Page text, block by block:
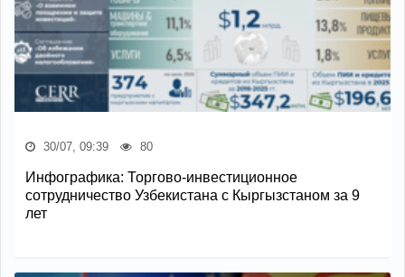
30/07, 09:39 80
Инфографика: Торгово-инвестиционное
сотрудничество Узбекистана с Кыргызстаном за 9
лет